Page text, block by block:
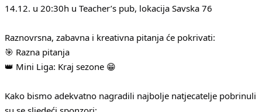
14.12. u 20:30h u Teacher’s pub, lokacija Savska 76
Raznovrsna, zabavna i kreativna pitanja će pokrivati:
🎯 Razna pitanja
👑 Mini Liga: Kraj sezone 😁
Kako bismo adekvatno nagradili najbolje natjecatelje pobrinuli